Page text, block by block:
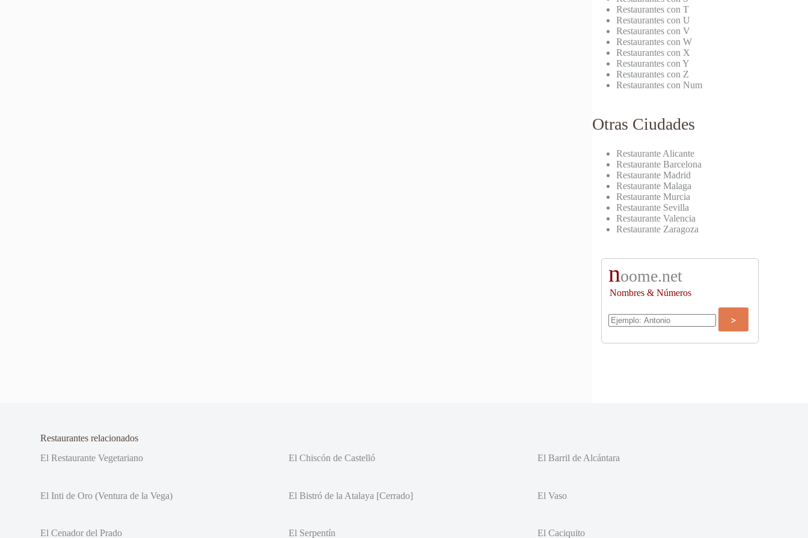
Restaurantes con T
Restaurantes con U
Restaurantes con V
Restaurantes con W
Restaurantes con X
Restaurantes con Y
Restaurantes con Z
Restaurantes con Num
Otras Ciudades
Restaurante Alicante
Restaurante Barcelona
Restaurante Madrid
Restaurante Malaga
Restaurante Murcia
Restaurante Sevilla
Restaurante Valencia
Restaurante Zaragoza
noome.net
Nombres & Números
Restaurantes relacionados
El Restaurante Vegetariano
El Chiscón de Castelló El Barril de Alcántara
El Inti de Oro (Ventura de la Vega) El Bistró de la Atalaya [Cerrado] El Vaso
El Cenador del Prado El Serpentín El Caciquito